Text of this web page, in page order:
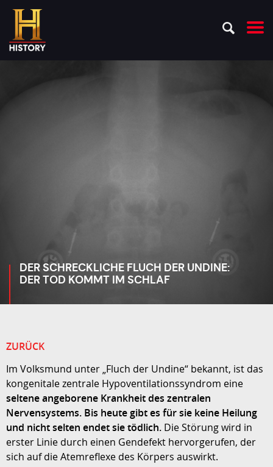
DER SCHRECKLICHE FLUCH DER UNDINE:
DER TOD KOMMT IM SCHLAF
ZURÜCK
Im Volksmund unter „Fluch der Undine“ bekannt, ist das
kongenitale zentrale Hypoventilationssyndrom eine
seltene angeborene Krankheit des zentralen
Nervensystems. Bis heute gibt es für sie keine Heilung
und nicht selten endet sie tödlich. Die Störung wird in
erster Linie durch einen Gendefekt hervorgerufen, der
sich auf die Atemreflexe des Körpers auswirkt.